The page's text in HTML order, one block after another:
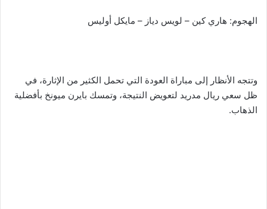
الهجوم: هاري كين – لويس دياز – مايكل أوليس
وتتجه الأنظار إلى مباراة العودة التي تحمل الكثير من الإثارة، في
ظل سعي ريال مدريد لتعويض النتيجة، وتمسك بايرن ميونخ بأفضلية
الذهاب.